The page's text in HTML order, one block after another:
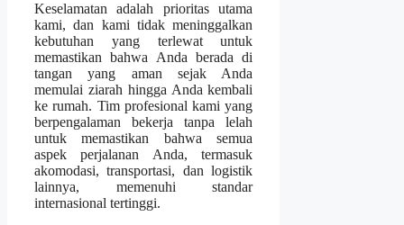
Keselamatan adalah prioritas utama
kami, dan kami tidak meninggalkan
kebutuhan yang terlewat untuk
memastikan bahwa Anda berada di
tangan yang aman sejak Anda
memulai ziarah hingga Anda kembali
ke rumah. Tim profesional kami yang
berpengalaman bekerja tanpa lelah
untuk memastikan bahwa semua
aspek perjalanan Anda, termasuk
akomodasi, transportasi, dan logistik
lainnya, memenuhi standar
internasional tertinggi.